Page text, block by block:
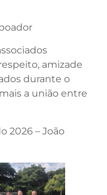
amizade
durante o
a união entre
2026 – João